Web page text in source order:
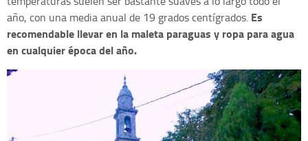
año, con una media anual de 19 grados centígrados. Es
recomendable llevar en la maleta paraguas y ropa para agua
en cualquier época del año.